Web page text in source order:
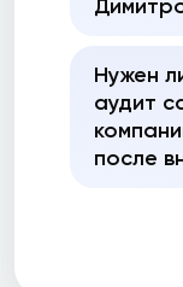
Нужен
аудит
после